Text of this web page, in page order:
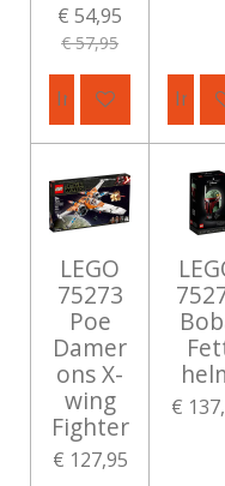
€ 54,95
€ 57,95
In winkelwagen
In
LEGO
75273
Poe
Damer
ons X-
wing
Fighter
€ 127,95
€